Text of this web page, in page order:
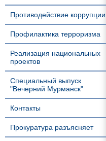
Противодействие коррупции
Профилактика терроризма
Реализация национальных
проектов
Специальный выпуск
"Вечерний Мурманск"
Контакты
Прокуратура разъясняет